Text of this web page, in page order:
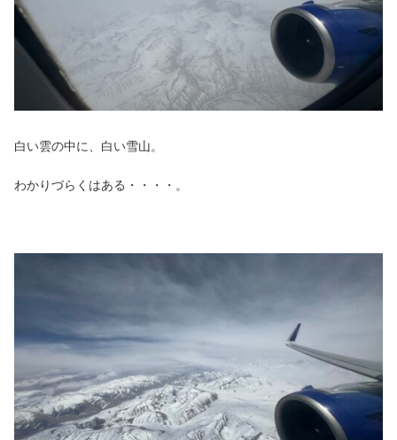
白い雲の中に、白い雪山。
わかりづらくはある・・・・。